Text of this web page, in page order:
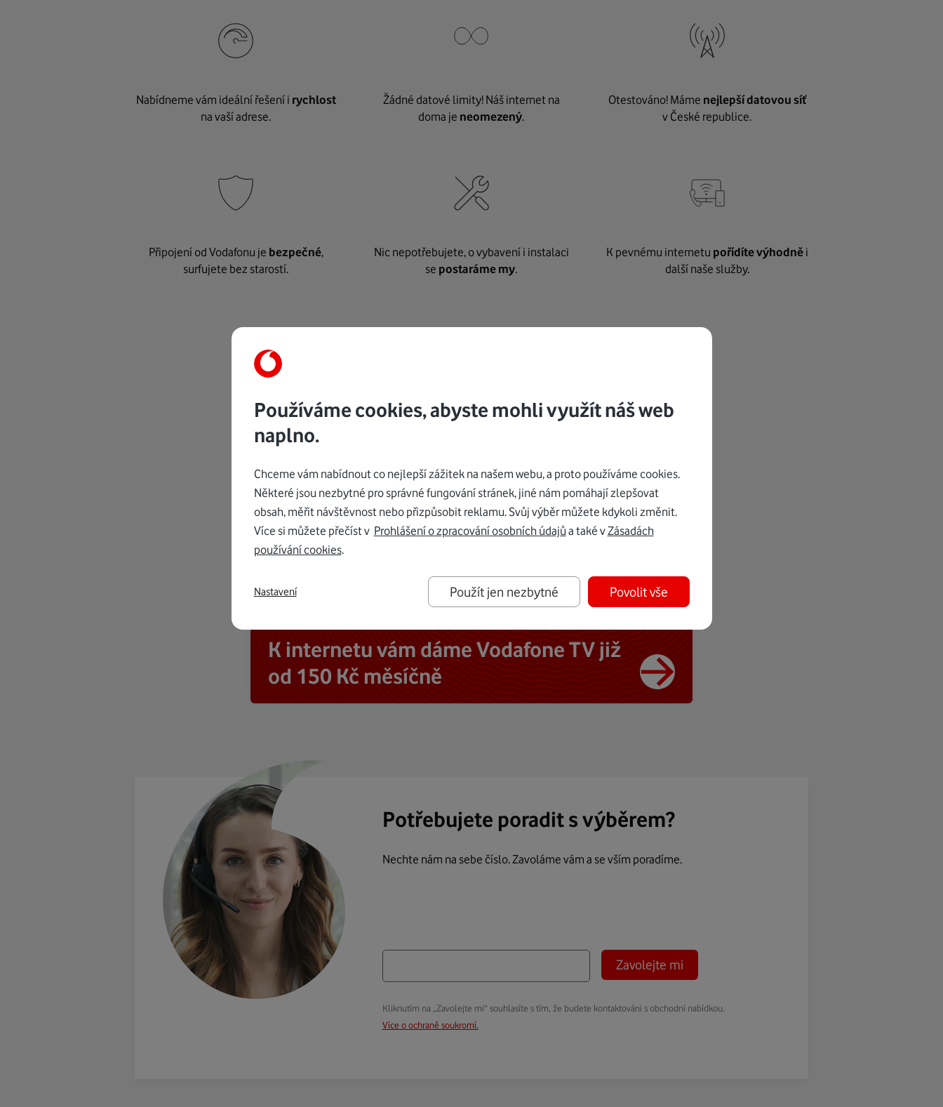
Nabídneme vám ideální řešení i rychlost
na vaší adrese.
Žádné datové limity! Náš internet na
doma je neomezený.
Otestováno! Máme nejlepší datovou síť
v České republice.
Připojení od Vodafonu je bezpečné,
surfujete bez starostí.
Nic nepotřebujete, o vybavení i instalaci
se postaráme my.
K pevnému internetu pořídíte výhodněi
další naše služby.
K internetu vám dáme Vodafone TV již
od 150 Kč měsíčně
Potřebujete poradit s výběrem?
Nechte nám na sebe číslo. Zavoláme vám a se vším poradíme.
Zavolejte mi
Kliknutím na „Zavolejte mi“ souhlasíte s tím, že budete kontaktováni s obchodní nabídkou.
Více o ochraně soukromí.
Používáme cookies, abyste mohli využít náš web
naplno.
Chceme vám nabídnout co nejlepší zážitek na našem webu, a proto používáme cookies.
Některé jsou nezbytné pro správné fungování stránek, jiné nám pomáhají zlepšovat
obsah, měřit návštěvnost nebo přizpůsobit reklamu. Svůj výběr můžete kdykoli změnit.
Více si můžete přečíst v Prohlášení o zpracování osobních údajů a také vZásadách
používání cookies.
Použít jen nezbytné Povolit vše
Nastavení